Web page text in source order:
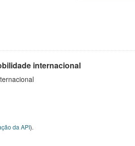
internacional
da API).